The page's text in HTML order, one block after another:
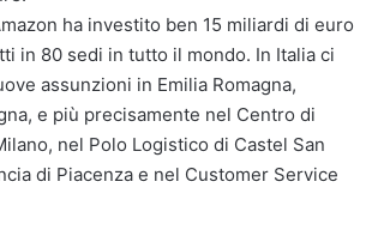
ha investito ben 15 miliardi di euro
in 80 sedi in tutto il mondo. In Italia ci
assunzioni in Emilia Romagna,
e più precisamente nel Centro di
nel Polo Logistico di Castel San
di Piacenza e nel Customer Service